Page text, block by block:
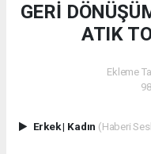
GERİ
ATIK
Ekleme
Erkek| Kadın (Haberi